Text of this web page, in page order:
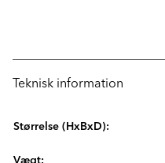
Teknisk information
Størrelse (HxBxD):
Vægt: